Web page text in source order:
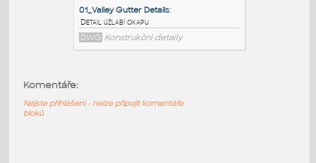
Door Jamb Detail
DWG Konstrukční detaily
DWG Konstrukční detaily
Komentáře:
Nejste přihlášeni - nelze připojit komentáře
bloků